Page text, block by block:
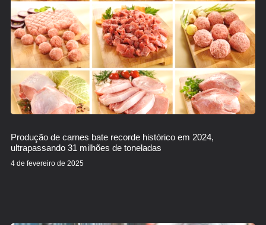
Produção de carnes bate recorde histórico em 2024,
ultrapassando 31 milhões de toneladas
4 de fevereiro de 2025